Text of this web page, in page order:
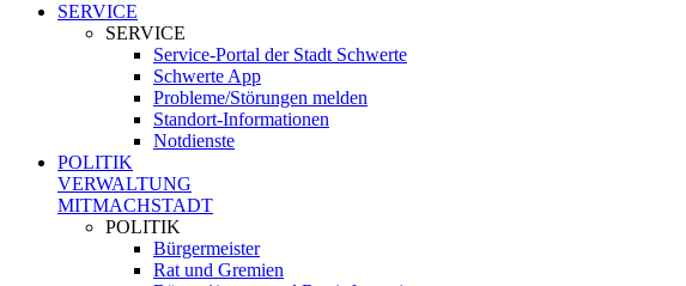
SERVICE
SERVICE
Service-Portal der Stadt Schwerte
Schwerte App
Probleme/Störungen melden
Standort-Informationen
Notdienste
POLITIK
VERWALTUNG
MITMACHSTADT
POLITIK
Bürgermeister
Rat und Gremien